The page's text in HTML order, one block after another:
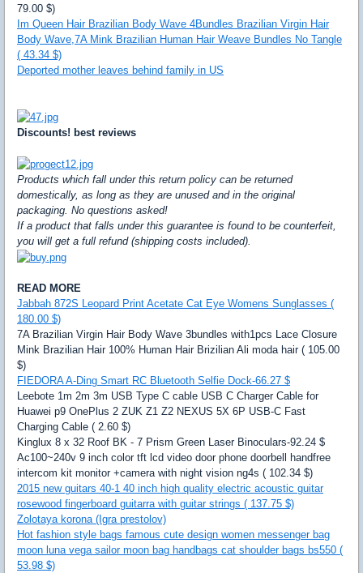
79.00 $)
Im Queen Hair Brazilian Body Wave 4Bundles Brazilian Virgin Hair
Body Wave,7A Mink Brazilian Human Hair Weave Bundles No Tangle
( 43.34 $)
Deported mother leaves behind family in US
Discounts! best reviews
Products which fall under this return policy can be returned
domestically, as long as they are unused and in the original
packaging. No questions asked!
If a product that falls under this guarantee is found to be counterfeit,
you will get a full refund (shipping costs included).
READ MORE
Jabbah 872S Leopard Print Acetate Cat Eye Womens Sunglasses (
180.00 $)
7A Brazilian Virgin Hair Body Wave 3bundles with1pcs Lace Closure
Mink Brazilian Hair 100% Human Hair Brizilian Ali moda hair ( 105.00
$)
FIEDORA A-Ding Smart RC Bluetooth Selfie Dock-66.27 $
Leebote 1m 2m 3m USB Type C cable USB C Charger Cable for
Huawei p9 OnePlus 2 ZUK Z1 Z2 NEXUS 5X 6P USB-C Fast
Charging Cable ( 2.60 $)
Kinglux 8 x 32 Roof BK - 7 Prism Green Laser Binoculars-92.24 $
Ac100~240v 9 inch color tft lcd video door phone doorbell handfree
intercom kit monitor +camera with night vision ng4s ( 102.34 $)
2015 new guitars 40-1 40 inch high quality electric acoustic guitar
rosewood fingerboard guitarra with guitar strings ( 137.75 $)
Zolotaya korona (Igra prestolov)
Hot fashion style bags famous cute design women messenger bag
moon luna vega sailor moon bag handbags cat shoulder bags bs550 (
53.98 $)